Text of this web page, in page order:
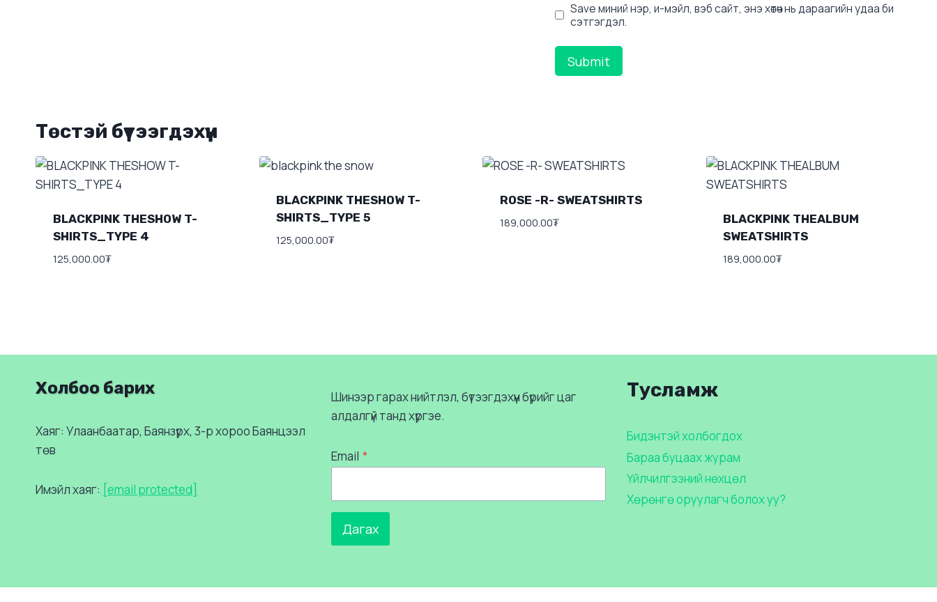
Save миний нэр, и-мэйл, вэб сайт, энэ хөтөч нь дараагийн удаа би
сэтгэгдэл.
Төстэй бүтээгдэхүүн
BLACKPINK THESHOW T-
SHIRTS_TYPE 4
125,000.00₮
BLACKPINK THESHOW T-
SHIRTS_TYPE 5
125,000.00₮
ROSE -R- SWEATSHIRTS
189,000.00₮
BLACKPINK THEALBUM
SWEATSHIRTS
189,000.00₮
Холбоо барих
Хаяг: Улаанбаатар, Баянзүрх, 3-р хороо Баянцээл
төв
Имэйл хаяг: [email protected]
Шинээр гарах нийтлэл, бүтээгдэхүүн бүрийг цаг
алдалгүй танд хүргэе.
Email *
Дагах
Тусламж
Бидэнтэй холбогдох
Бараа буцаах журам
Үйлчилгээний нөхцөл
Хөрөнгө оруулагч болох уу?